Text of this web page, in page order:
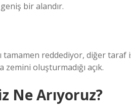
bir alandır.
tamamen reddediyor, diğer
zemini oluşturmadığı açık.
Ne Arıyoruz?